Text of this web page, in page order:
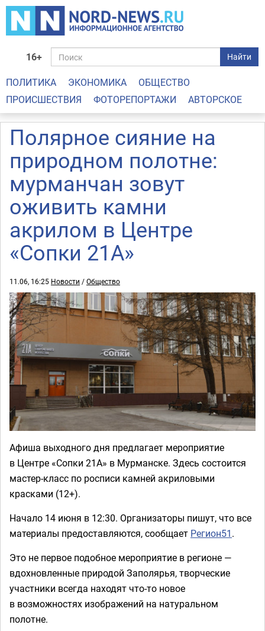
16+ Найти
ПОЛИТИКА ЭКОНОМИКА
ОБЩЕСТВО
ПРОИСШЕСТВИЯ
ФОТОРЕПОРТАЖИ АВТОРСКОЕ
Полярное сияние на
природном полотне:
мурманчан зовут
оживить камни
акрилом в Центре
«Сопки 21А»
11.06, 16:25 Новости /Общество
Афиша выходного дня предлагает мероприятие
в Центре «Сопки 21А» в Мурманске. Здесь состоится
мастер-класс по росписи камней акриловыми
красками (12+).
Начало 14 июня в 12:30. Организаторы пишут, что все
материалы предоставляются, сообщает Регион51.
Это не первое подобное мероприятие в регионе —
вдохновленные природой Заполярья, творческие
участники всегда находят что-то новое
в возможностях изображений на натуральном
полотне.